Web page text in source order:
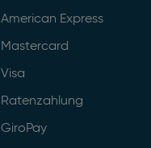
American Express
Mastercard
Visa
Ratenzahlung
GiroPay